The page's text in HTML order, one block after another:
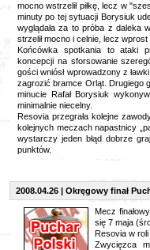
mocno wstrzelił piłkę, lecz w
minuty po tej sytuacji Borysiuk
wyglądała za to próba z daleka
strzelił mocno i celnie, lecz wprost
Końcówka spotkania to ataki
koncepcji na sforsowanie
gości wniósł wprowadzony z
zagrozić bramce Orląt. Drugiego
minucie Rafał Borysiuk
minimalnie niecelny.
Resovia przegrała kolejne
kolejnych meczach napastnicy
wystarczy jeden błąd dobrze
punktów.
2008.04.26 | Okręgowy finał
Mecz
się 7 maja
Resovia w
Zwycięzca